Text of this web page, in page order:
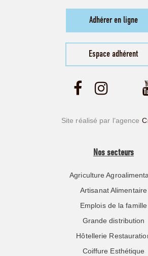
Adhérer en ligne
Espace adhérent
Site réalisé par l’agence
Nos secteurs
Agriculture
Artisanat Alimentaire
Emplois de la famille
Grande distribution
Hôtellerie
Coiffure Esthétique